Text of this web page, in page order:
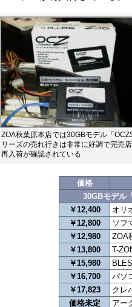
ZOA秋葉原本店では30GBモデル「
リーズの売れ行きは非常に好調で完売
再入荷が確認されている
価格
30GBモデル
￥12,400
オリ
￥12,800
ソフ
￥12,980
ZOA
￥13,800
T-
￥15,980
￥16,700
パソ
￥17,823
クレ
価格未定
アー